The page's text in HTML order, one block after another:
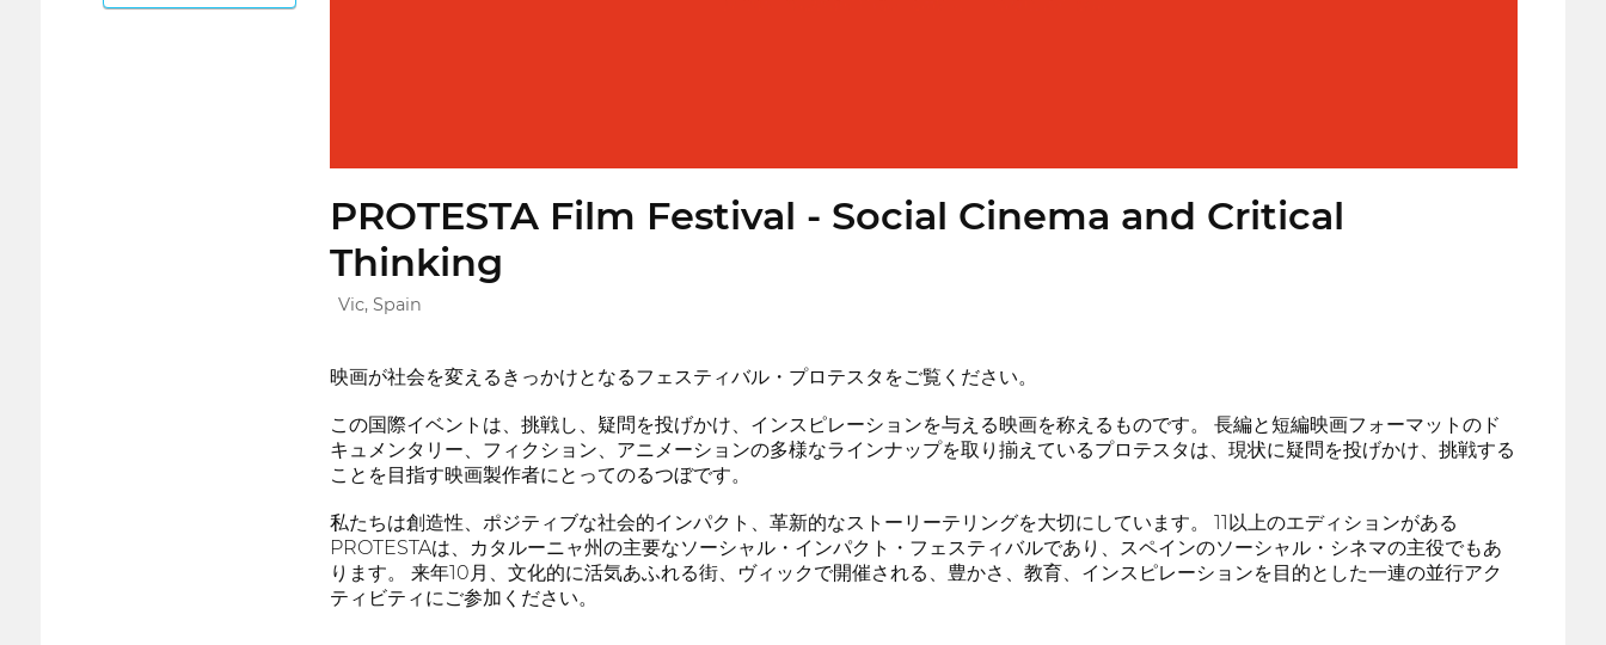
PROTESTA Film Festival - Social Cinema and Critical
Thinking
Vic, Spain
映画が社会を変えるきっかけとなるフェスティバル・プロテスタをご覧ください。
この国際イベントは、挑戦し、疑問を投げかけ、インスピレーションを与える映画を称えるものです。 長編と短編映画フォーマットのド
キュメンタリー、フィクション、アニメーションの多様なラインナップを取り揃えているプロテスタは、現状に疑問を投げかけ、挑戦する
ことを目指す映画製作者にとってのるつぼです。
私たちは創造性、ポジティブな社会的インパクト、革新的なストーリーテリングを大切にしています。 11以上のエディションがある
PROTESTAは、カタルーニャ州の主要なソーシャル・インパクト・フェスティバルであり、スペインのソーシャル・シネマの主役でもあ
ります。 来年10月、文化的に活気あふれる街、ヴィックで開催される、豊かさ、教育、インスピレーションを目的とした一連の並行アク
ティビティにご参加ください。